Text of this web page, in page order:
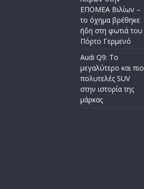
ΕΠΟΜΕΑ Βιλίων –
το όχημα βρέθηκε
ήδη στη φωτιά του
Πόρτο Γερμενό
Audi Q9: Το
μεγαλύτερο και πιο
πολυτελές SUV
στην ιστορία της
μάρκας